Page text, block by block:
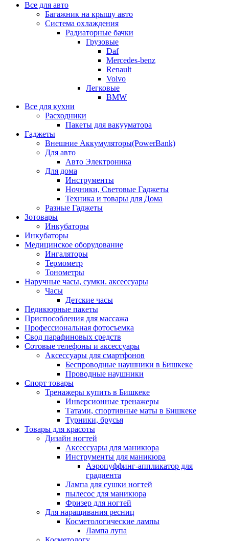
Все для авто
Багажник на крышу авто
Система охлаждения
Радиаторные бачки
Грузовые
Daf
Mercedes-benz
Renault
Volvo
Легковые
BMW
Все для кухни
Расходники
Пакеты для вакууматора
Гаджеты
Внешние Аккумуляторы(PowerBank)
Для авто
Авто Электроника
Для дома
Инструменты
Ночники, Световые Гаджеты
Техника и товары для Дома
Разные Гаджеты
Зотовары
Инкубаторы
Инкубаторы
Медицинское оборудование
Ингаляторы
Термометр
Тонометры
Наручные часы, сумки. аксессуары
Часы
Детские часы
Педикюрные пакеты
Приспособления для массажа
Профессиональная фотосъемка
Свод парафиновых средств
Сотовые телефоны и аксессуары
Аксессуары для смартфонов
Беспроводные наушники в Бишкеке
Проводные наушники
Спорт товары
Тренажеры купить в Бишкеке
Инверсионные тренажеры
Татами, спортивные маты в Бишкеке
Турники, брусья
Товары для красоты
Дизайн ногтей
Аксессуары для маникюра
Инструменты для маникюра
Аэропуффинг-аппликатор для
градиента
Лампа для сушки ногтей
пылесос для маникюра
Фризер для ногтей
Для наращивания ресниц
Косметологические лампы
Лампа лупа